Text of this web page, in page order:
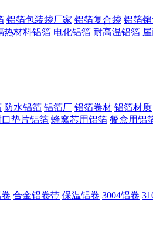
铝箔包装袋厂家 铝箔复合袋 铝箔销
热材料铝箔 电化铝箔 耐高温铝箔
防水铝箔 铝箔厂 铝箔卷材 铝箔材质
口垫片铝箔 蜂窝芯用铝箔 餐盒用铝
合金铝卷带 保温铝卷 3004铝卷